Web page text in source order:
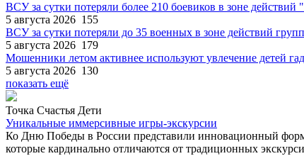
ВСУ за сутки потеряли более 210 боевиков в зоне действий
5 августа 2026 155
ВСУ за сутки потеряли до 35 военных в зоне действий
5 августа 2026 179
Мошенники летом активнее используют увлечение детей
5 августа 2026 130
показать ещё
Точка Счастья Дети
Уникальные иммерсивные игры-экскурсии
Ко Дню Победы в России представили инновационный
которые кардинально отличаются от традиционных